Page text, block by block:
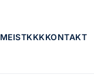
MEISTKKKKONTAKT